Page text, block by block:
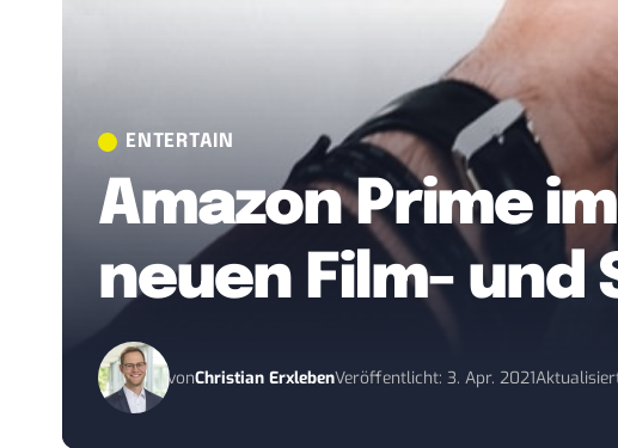
ENTERTAIN
Amazon Prime
neuen Film- und
vonChristian ErxlebenVeröffentlicht: 3. Apr. 2021